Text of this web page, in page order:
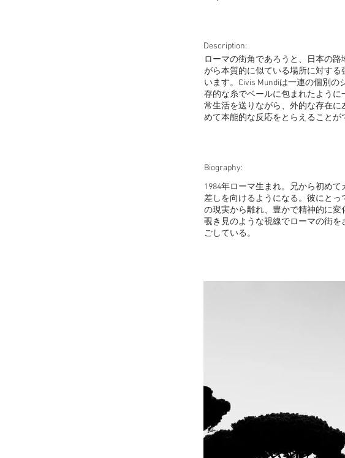
Description:
ローマの街角であろうと、日本の
がら本質的に似ている場所に対す
います。Civis Mundiは一連の個別
存的な糸でベールに包まれたよう
常生活を送りながら、外的な存在
めて本能的な反応をとらえることが
Biography:
1984年ローマ生まれ。兄から初め
差しを向けるようになる。彼にと
の現実から離れ、豊かで精神的に
覗き見のような視線でローマの街
ごしている。